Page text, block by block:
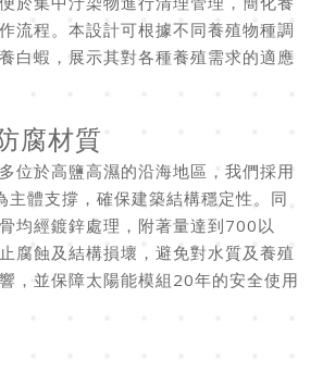
流程。本設計可根據不同養殖物種調
白蝦，展示其對各種養殖需求的適應
腐材質
位於高鹽高濕的沿海地區，我們採用
主體支撐，確保建築結構穩定性。同
均經鍍鋅處理，附著量達到700以
腐蝕及結構損壞，避免對水質及養殖
，並保障太陽能模組20年的安全使用